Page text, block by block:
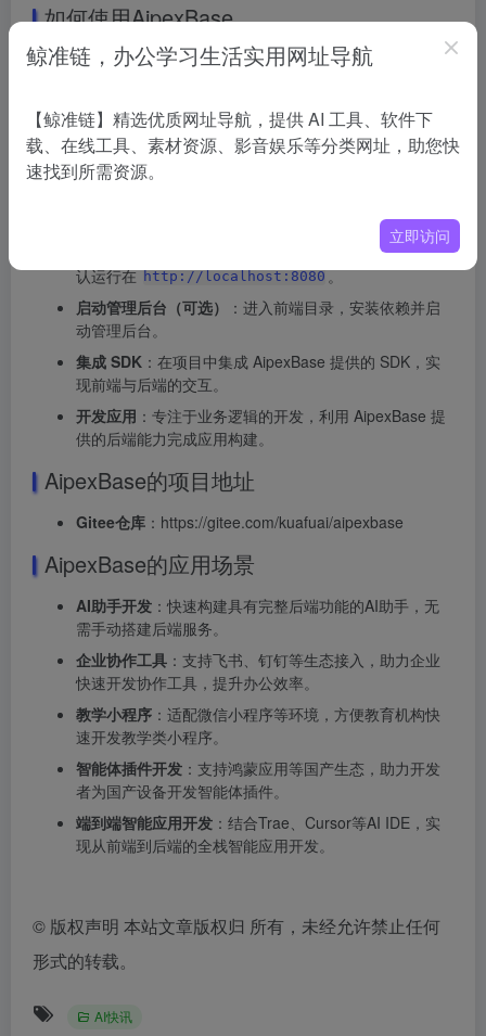
如何使用AipexBase
访问项目地址：访问 AipexBase Gitee仓库 获取更多信
选择部署方式：根据需求选择本地安装、Docker
Compose 部署或集成 AI IDE（如 、）。
配置环境：确保系统满足配置要求（如 Java、Node.js、
：通过 Git 克隆 AipexBase 代码到本地。
：进入后端目录并运行启动命令，服务默
认运行在 http://localhost:8080 。
启动管理后台（可选）
：进入前端目录，安装依赖并启
动管理后台。
集成 SDK ：在项目中集成 AipexBase 提供的 SDK，实
现前端与后端的交互。
开发应用 ：专注于业务逻辑的开发，利用 AipexBase 提
供的后端能力完成应用构建。
AipexBase的项目地址
Gitee仓库 ：https://gitee.com/kuafuai/aipexbase
AipexBase的应用场景
AI助手开发 ：快速构建具有完整后端功能的AI助手，无
需手动搭建后端服务。
企业协作工具 ：支持飞书、钉钉等生态接入，助力企业
快速开发协作工具，提升办公效率。
教学小程序 ：适配微信小程序等环境，方便教育机构快
速开发教学类小程序。
智能体插件开发 ：支持鸿蒙应用等国产生态，助力开发
者为国产设备开发智能体插件。
端到端智能应用开发 ：结合Trae、Cursor等AI IDE，实
现从前端到后端的全栈智能应用开发。
© 版权声明 本站文章版权归 所有，未经允许禁止任何
形式的转载。
AI快讯
鲸准链，办公学习生活实用网址导航
【鲸准链】精选优质网址导航，提供 AI 工具、软件下
载、在线工具、素材资源、影音娱乐等分类网址，助您快
速找到所需资源。
立即访问